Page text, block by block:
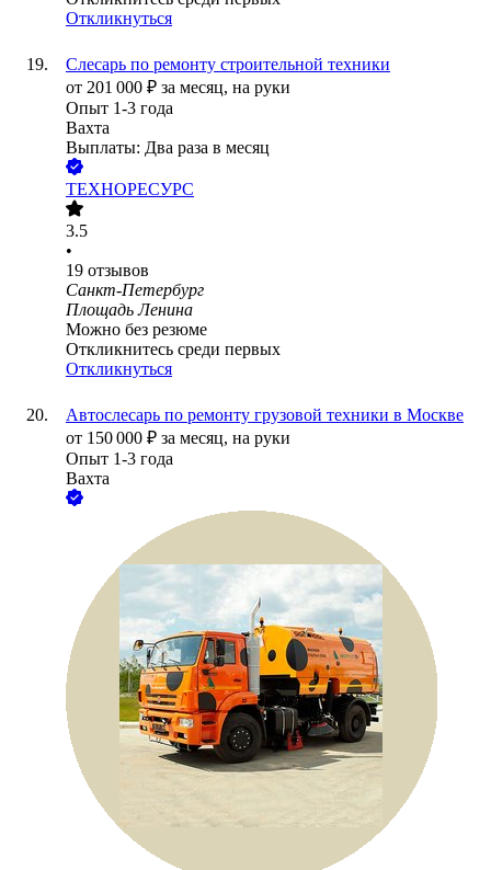
Откликнуться
Слесарь по ремонту строительной техники
от 201 000 ₽ за месяц, на руки
Опыт 1-3 года
Вахта
Выплаты: Два раза в месяц
ТЕХНОРЕСУРС
3.5
•
19 отзывов
Санкт-Петербург
Площадь Ленина
Можно без резюме
Откликнитесь среди первых
Откликнуться
Автослесарь по ремонту грузовой техники в Москве
от 150 000 ₽ за месяц, на руки
Опыт 1-3 года
Вахта